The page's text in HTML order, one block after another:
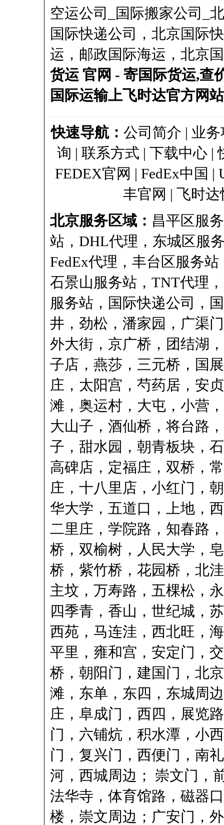
空运公司_国际搬家公司_
国际快递公司，北京国际
运，邮政国际海运，北京
货运 官网 - 寄国际货运,查
国际运输上飞时达官方网
快速导航： 公司简介 | 业
询 | 联系方式 | 下载中心|
FEDEX官网 | FedEx中国 |
丰官网 | 飞时达
北京服务区域： 昌平区服
站 ， DHL代理 ， 东城区服
FedEx代理 ， 丰台区服务站
石景山服务站 ， TNT代理 ，
服务站 ， 国际快递公司
，
井，劲松，潘家园，广渠
外大街，京广桥，团结湖
子店，燕莎，三元桥，国
庄，太阳宫，芍药居，安
滩，奥运村，大屯，小营
大山子，酒仙桥，将台路
子，甜水园，朝青板块，
高碑店，定福庄，双桥，
庄，十八里店，小红门，
华大学，五道口，上地，
二里庄，学院路，知春路
桥，双榆树，人民大学，
桥，紫竹桥，花园桥，北
主坟，万寿路，五棵松，
四季青，香山，世纪城，
西苑，马连洼，西北旺，
平里，雍和宫，安定门，
桥，朝阳门，建国门，北
滩，东单，东四，东城周
庄，阜成门，西四，展览
门，六铺炕，积水潭，小
门，复兴门，西便门，南
河，西城周边； 崇文门，
法华寺，体育馆路，磁器
楼，崇文周边；广安门，